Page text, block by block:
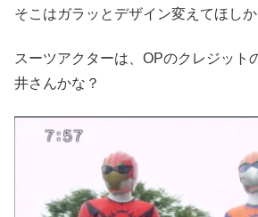
そこはガラッとデザイン変えてほしか
スーツアクターは、OPのクレジット
井さんかな？